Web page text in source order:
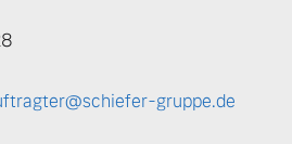
Fahrzeuge
Bitte sprechen Sie uns
Mehr erfahren
gruppe.de